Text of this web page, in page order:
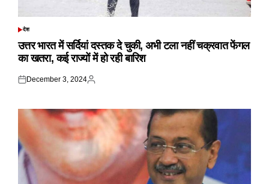
POSTED
देश
उत्तर भारत में सर्दियां दस्तक दे चुकी, अभी टला नहीं चक्रवात फेंगल
का खतरा, कई राज्यों में हो रही बारिश
Posted
December 3, 2024
Posted